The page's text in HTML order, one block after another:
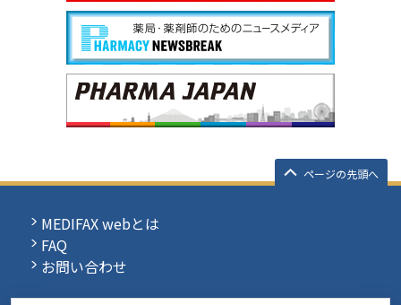
ページの先頭へ
MEDIFAX webとは
FAQ
お問い合わせ